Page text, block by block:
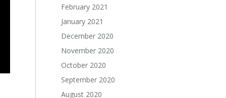
February 2021
January 2021
December 2020
November 2020
October 2020
September 2020
August 2020